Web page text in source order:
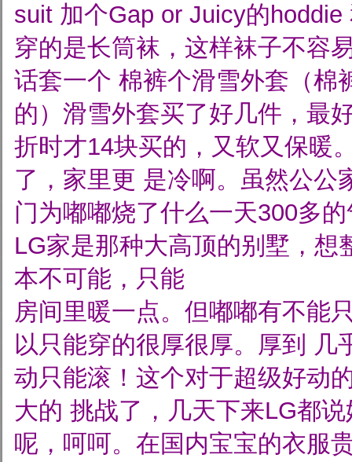
suit 加个Gap or Juicy的hoddie
穿的是长筒袜，这样袜子不容
话套一个 棉裤个滑雪外套（棉
的）滑雪外套买了好几件，最
折时才14块买的，又软又保暖
了，家里更 是冷啊。虽然公公
门为嘟嘟烧了什么一天300多
LG家是那种大高顶的别墅，想
本不可能，只能
房间里暖一点。但嘟嘟有不能
以只能穿的很厚很厚。厚到 几
动只能滚！这个对于超级好动
大的 挑战了，几天下来LG都
呢，呵呵。在国内宝宝的衣服